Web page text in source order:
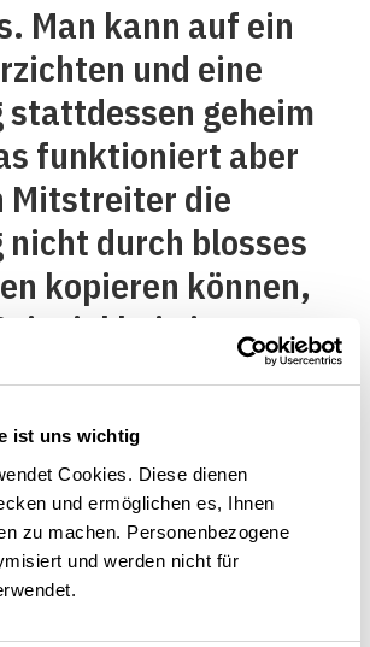
ist uns wichtig
Cookies. Diese dienen
und ermöglichen es, Ihnen
zu machen. Personenbezogene
und werden nicht für
Man kann auf ein
und eine
stattdessen geheim
funktioniert aber
Mitstreiter die
nicht durch blosses
kopieren können,
bei einem
Antrieb. Ohne
ist, schlicht
sein als die
bei Produkten
Lebenszyklen lohnt
eher nicht, weil